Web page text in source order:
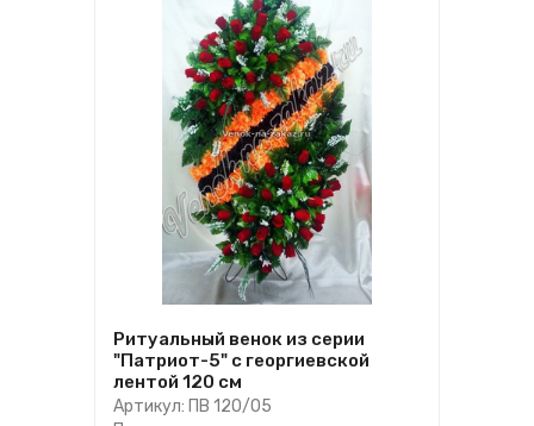
Ритуальный венок из серии
"Патриот-5" с георгиевской
лентой 120 см
Артикул: ПВ 120/05